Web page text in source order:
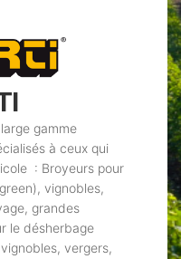
gamme
à ceux qui
: Broyeurs pour
vignobles,
grandes
le désherbage
vergers,